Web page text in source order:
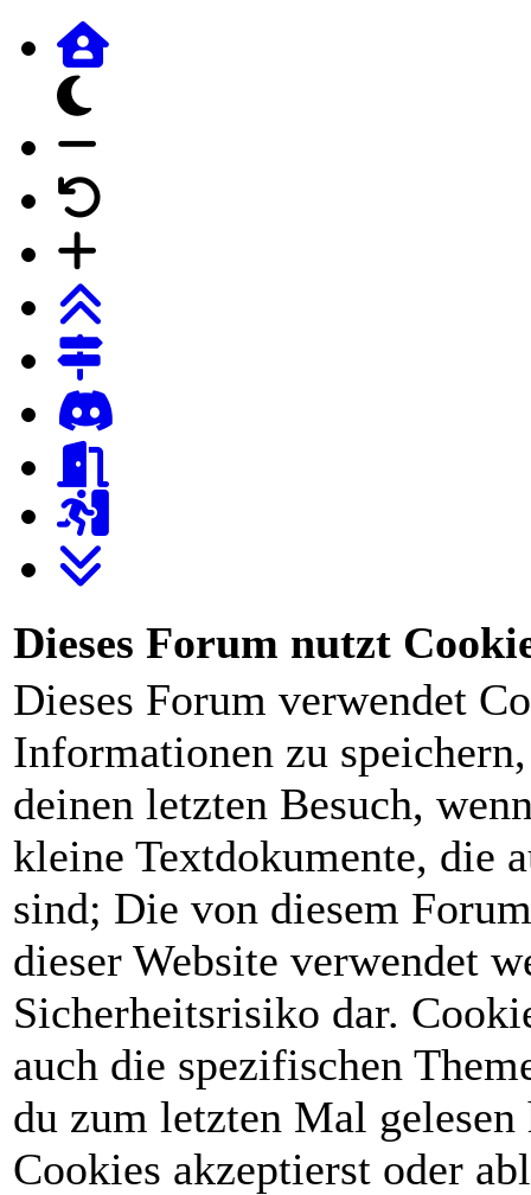
dunkles Design
Schrift auf Forumstandard
Schrift vergrössern
Login
Registrierung
Dieses Forum nutzt
Dieses Forum verwendet
Informationen zu
deinen letzten Besuch,
kleine Textdokumente, die
sind; Die von diesem
dieser Website verwendet
Sicherheitsrisiko dar.
auch die spezifischen
du zum letzten Mal
Cookies akzeptierst oder